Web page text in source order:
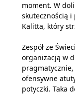
moment. W
skutecznością i
Kalitta, który
Zespół ze
organizacją w
ofensywne
potyczki. Taka